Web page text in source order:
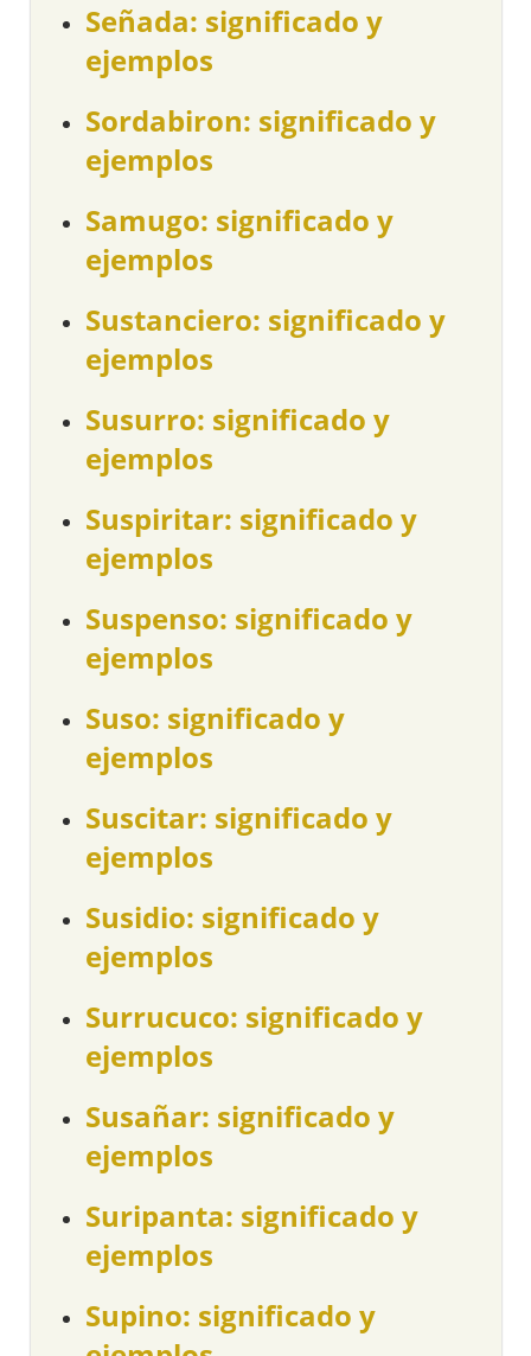
Señada: significado y
ejemplos
Sordabiron: significado y
ejemplos
Samugo: significado y
ejemplos
Sustanciero: significado y
ejemplos
Susurro: significado y
ejemplos
Suspiritar: significado y
ejemplos
Suspenso: significado y
ejemplos
Suso: significado y
ejemplos
Suscitar: significado y
ejemplos
Susidio: significado y
ejemplos
Surrucuco: significado y
ejemplos
Susañar: significado y
ejemplos
Suripanta: significado y
ejemplos
Supino: significado y